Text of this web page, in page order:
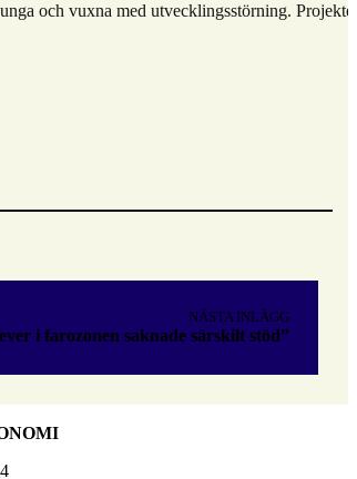
och vuxna med utvecklingsstörning.
NÄSTA INLÄGG
i farozonen saknade särskilt stöd”